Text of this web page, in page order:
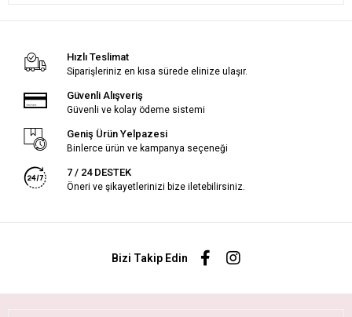
Hızlı Teslimat
Siparişleriniz en kısa sürede elinize ulaşır.
Güvenli Alışveriş
Güvenli ve kolay ödeme sistemi
Geniş Ürün Yelpazesi
Binlerce ürün ve kampanya seçeneği
7 / 24 DESTEK
Öneri ve şikayetlerinizi bize iletebilirsiniz.
Bizi Takip Edin